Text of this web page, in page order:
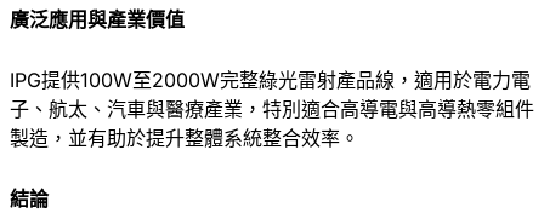
廣泛應用與產業價值
IPG提供100W至2000W完整綠光雷射產品線，適用於電力電
子、航太、汽車與醫療產業，特別適合高導電與高導熱零組件
製造，並有助於提升整體系統整合效率。
結論